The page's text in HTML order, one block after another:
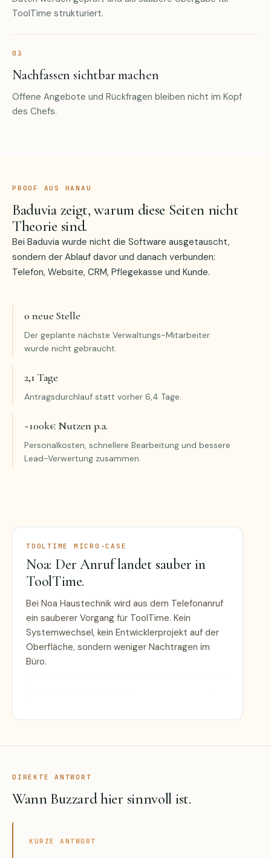
ToolTime strukturiert.
03
Nachfassen sichtbar machen
Offene Angebote und Rückfragen bleiben nicht im Kopf
des Chefs.
PROOF AUS HANAU
Baduvia zeigt, warum diese Seiten nicht
Theorie sind.
Bei Baduvia wurde nicht die Software ausgetauscht,
sondern der Ablauf davor und danach verbunden:
Telefon, Website, CRM, Pflegekasse und Kunde.
0 neue Stelle
Der geplante nächste Verwaltungs-Mitarbeiter
wurde nicht gebraucht.
2,1 Tage
Antragsdurchlauf statt vorher 6,4 Tage.
~100k€ Nutzen p.a.
Personalkosten, schnellere Bearbeitung und bessere
Lead-Verwertung zusammen.
TOOLTIME MICRO-CASE
Noa: Der Anruf landet sauber in
ToolTime.
Bei Noa Haustechnik wird aus dem Telefonanruf
ein sauberer Vorgang für ToolTime. Kein
Systemwechsel, kein Entwicklerprojekt auf der
Oberfläche, sondern weniger Nachtragen im
Büro.
DIREKTE ANTWORT
Wann Buzzard hier sinnvoll ist.
KURZE ANTWORT